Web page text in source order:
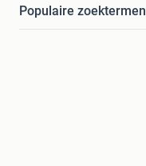
Populaire zoektermen